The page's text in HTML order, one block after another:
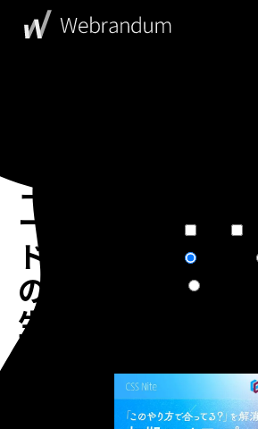
この
ウェブ
コ
ー
ド
の
生
選択してく